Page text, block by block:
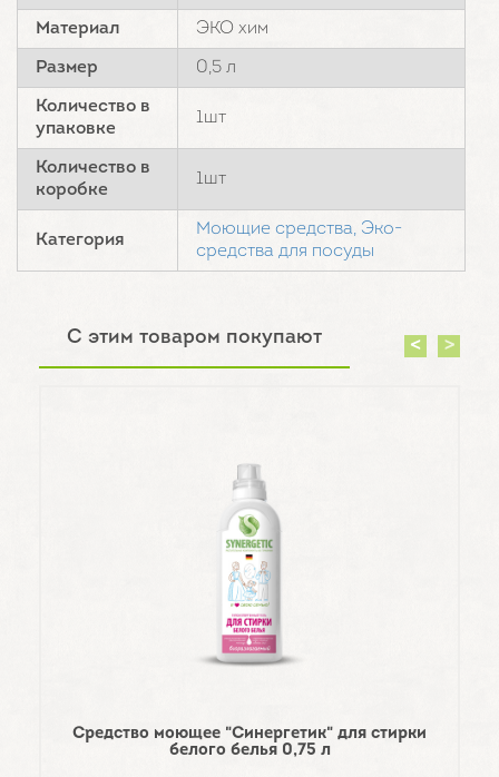
Материал ЭКО хим
Размер 0,5 л
Количество в
упаковке
1шт
Количество в
коробке
1шт
Категория
Моющие средства, Эко-
средства для посуды
С этим товаром покупают
Средство моющее "Синергетик" для стирки
белого белья 0,75 л